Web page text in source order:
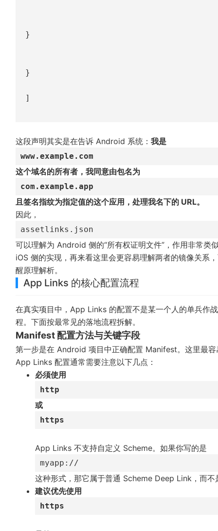
}
}
]
这段声明其实是在告诉 Android 系统： 我是
www.example.com
这个域名的所有者，我同意由包名为
com.example.app
且签名指纹为指定值的这个应用，处理我名下的 URL。
因此，
assetlinks.json
可以理解为 Android 侧的“所有权证明文件”，作用非常
iOS 侧的实现，再来看这里会更容易理解两者的镜像关系
醒原理解析。
App Links 的核心配置流程
在真实项目中，App Links 的配置不是某一个人的单兵作
程。下面按最常见的落地流程拆解。
Manifest 配置方法与关键字段
第一步是在 Android 项目中正确配置 Manifest。这里最
App Links 配置通常需要注意以下几点：
必须使用
http
或
https
App Links 不支持自定义 Scheme。如果你写的是
myapp://
这种形式，那它属于普通 Scheme Deep Link，而
建议优先使用
https